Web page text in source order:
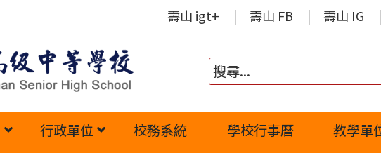
壽山 igt+ 壽山 FB 壽山 IG
行政單位 校務系統 學校行事曆
教學單